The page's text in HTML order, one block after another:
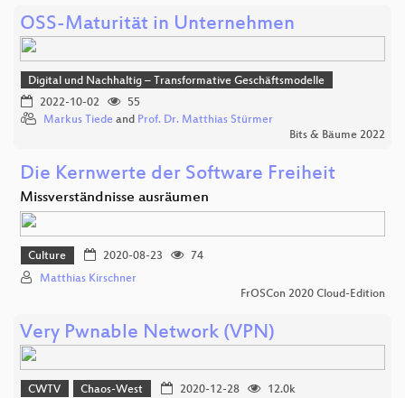
OSS-Maturität in Unternehmen
Digital und Nachhaltig – Transformative Geschäftsmodelle
2022-10-02
55
Markus Tiede and Prof. Dr. Matthias Stürmer
Bits & Bäume 2022
Die Kernwerte der Software Freiheit
Missverständnisse ausräumen
Culture 2020-08-23
74
Matthias Kirschner
FrOSCon 2020 Cloud-Edition
Very Pwnable Network (VPN)
CWTV Chaos-West 2020-12-28
12.0k